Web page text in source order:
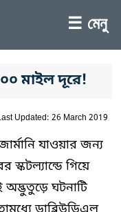
☰ মেনু
মাইল দূরে!
Updated: 26 March 2019
যাওয়ার জন্য
গিয়ে
ঘটনাটি